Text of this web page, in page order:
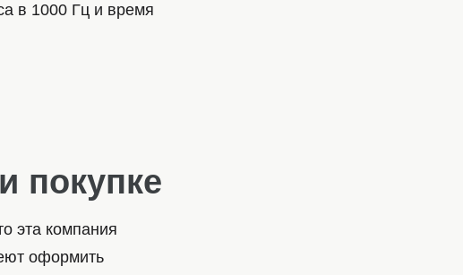
в 1000 Гц и время
покупке
эта компания
оформить